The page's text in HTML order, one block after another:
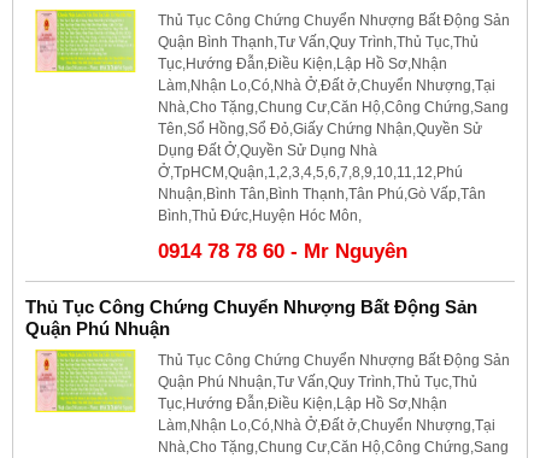
Thủ Tục Công Chứng Chuyển Nhượng Bất Động Sản
Quận Bình Thạnh,Tư Vấn,Quy Trình,Thủ Tục,Thủ
Tục,Hướng Đẫn,Điều Kiện,Lập Hồ Sơ,Nhận
Làm,Nhận Lo,Có,Nhà Ở,Đất ở,Chuyển Nhượng,Tại
Nhà,Cho Tặng,Chung Cư,Căn Hộ,Công Chứng,Sang
Tên,Sổ Hồng,Sổ Đỏ,Giấy Chứng Nhận,Quyền Sử
Dụng Đất Ở,Quyền Sử Dụng Nhà
Ở,TpHCM,Quận,1,2,3,4,5,6,7,8,9,10,11,12,Phú
Nhuận,Bình Tân,Bình Thạnh,Tân Phú,Gò Vấp,Tân
Bình,Thủ Đức,Huyện Hóc Môn,
0914 78 78 60 - Mr Nguyên
Thủ Tục Công Chứng Chuyển Nhượng Bất Động Sản
Quận Phú Nhuận
Thủ Tục Công Chứng Chuyển Nhượng Bất Động Sản
Quận Phú Nhuận,Tư Vấn,Quy Trình,Thủ Tục,Thủ
Tục,Hướng Đẫn,Điều Kiện,Lập Hồ Sơ,Nhận
Làm,Nhận Lo,Có,Nhà Ở,Đất ở,Chuyển Nhượng,Tại
Nhà,Cho Tặng,Chung Cư,Căn Hộ,Công Chứng,Sang